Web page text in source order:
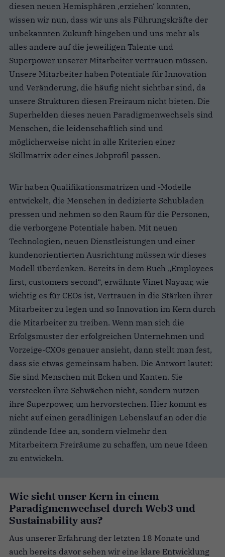
diesen neuen Hemisphären ‚erziehen‘ konnten,
wissen wir nun, dass wir uns als Führungskräfte der
unbekannten Zukunft hingeben und uns mehr als
alles andere auf die jeweiligen Talente und
Superpower unserer Mitarbeiter vertrauen müssen.
Unsere Mitarbeiter haben Potentiale für Innovation
und Veränderung, die häufig nicht sichtbar sind, da
unsere Strukturen diesen Freiraum nicht bieten. Die
Superhelden dieses neuen Paradigmenwechsels sind
Menschen, die leidenschaftlich sind und
möglicherweise nicht in alle Kriterien einer
Skillmatrix oder eines Jobprofil passen.
Wir haben Qualifikationsmatrizen und -Modelle
entwickelt, die Menschen in dedizierte Schubladen
pressen und nehmen so den Raum für die Personen,
die verborgene Potentiale haben. Mit neuen
Technologien, neuen Dienstleistungen und einer
kundenorientierten Ausrichtung müssen wir dieses
Modell überdenken. Bereits in dem Buch „Employees
first, customers second“, erwähnte Vinet Nayaar, wie
wichtig es für CEOs ist, Vertrauen in die Stärken ihrer
Mitarbeiter zu legen und so Innovation im Kern durch
die Mitarbeiter zu treiben. Wenn man sich die
Erfolgsmuster der erfolgreichen Unternehmen und
Vorzeige-CXOs genauer ansieht, dann stellt man fest,
dass sie etwas gemeinsam haben. Die Antwort lautet:
Sie sind Menschen mit Ecken und Kanten. Sie
verstecken ihre Schwächen nicht, sondern nutzen
ihre Superpower, um hervorstechen. Hier kommt es
nicht auf einen geradlinigen Lebenslauf an oder die
zündende Idee an, sondern vielmehr den
Mitarbeitern Freiräume zu schaffen, um neue Ideen
zu entwickeln.
Wie sieht unser Kern in einem
Paradigmenwechsel durch Web3 und
Sustainability aus?
Aus unserer Erfahrung der letzten 18 Monate und
auch bereits davor sehen wir eine klare Entwicklung